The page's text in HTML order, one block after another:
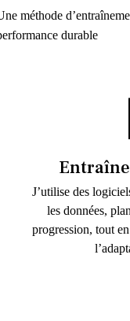
méthode
durable
J’utilise des
les données,
progression, tout